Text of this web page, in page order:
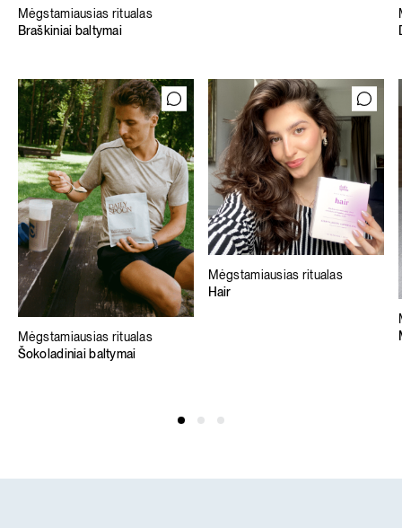
Mėgstamiausias ritualas
Braškiniai baltymai
Mėgstamiausias ritualas
Šokoladiniai baltymai
Mėgstamiausias ritualas
Hair